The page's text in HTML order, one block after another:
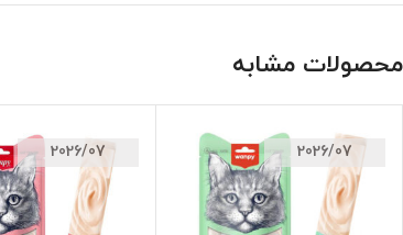
محصولات مشابه
2026/07
2026/07